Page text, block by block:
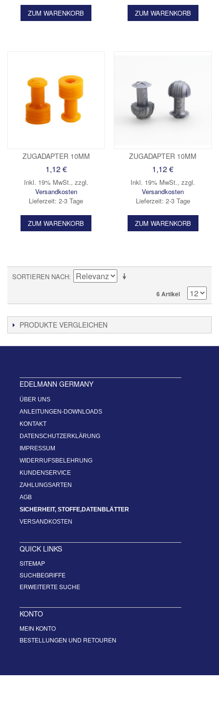
ZUM WARENKORB ZUM WARENKORB
ZUGADAPTER 10MM
1,12 €
Inkl. 19% MwSt., zzgl.
Versandkosten
Lieferzeit: 2-3 Tage
ZUM WARENKORB
ZUGADAPTER 10MM
1,12 €
Inkl. 19% MwSt.,zzgl.
Versandkosten
Lieferzeit: 2-3 Tage
ZUM WARENKORB
SORTIEREN NACH
6 Artikel
PRODUKTE VERGLEICHEN
EDELMANN GERMANY
ÜBER UNS
ANLEITUNGEN-DOWNLOADS
KONTAKT
DATENSCHUTZERKLÄRUNG
IMPRESSUM
WIDERRUFSBELEHRUNG
KUNDENSERVICE
ZAHLUNGSARTEN
AGB
SICHERHEIT, STOFFE,DATENBLÄTTER
VERSANDKOSTEN
QUICK LINKS
SITEMAP
SUCHBEGRIFFE
ERWEITERTE SUCHE
KONTO
MEIN KONTO
BESTELLUNGEN UND RETOUREN